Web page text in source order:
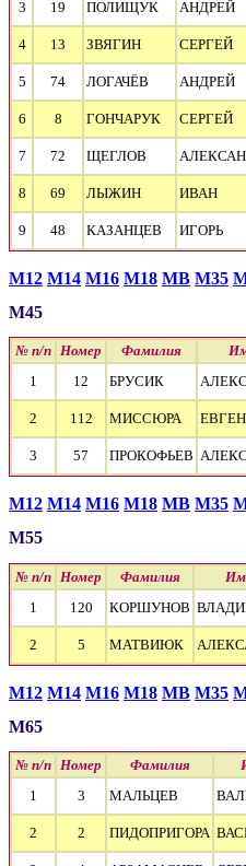
3 19 ПОЛИЩУК АНДРЕЙ
4 13 ЗВЯГИН СЕРГЕЙ
5 74 ЛОГАЧЁВ АНДРЕЙ
6 8 ГОНЧАРУК СЕРГЕЙ
7 72 ЩЕГЛОВ
8 69 ЛЫЖИН ИВАН
9 48 КАЗАНЦЕВ ИГОРЬ
М12 М14 М16 М18 МВ М35
М45
№ п/п Номер Фамилия
1
12 БРУСИК
2 112 МИССЮРА
3 57 ПРОКОФЬЕВ
М12 М14 М16 М18 МВ М35
М55
№ п/п Номер Фамилия
1
120 КОРШУНОВ
2 5 МАТВИЮК
М12 М14 М16 М18 МВ М35
М65
№ п/п Номер Фамилия
1
3 МАЛЬЦЕВ
2 2 ПИДОПРИГОРА